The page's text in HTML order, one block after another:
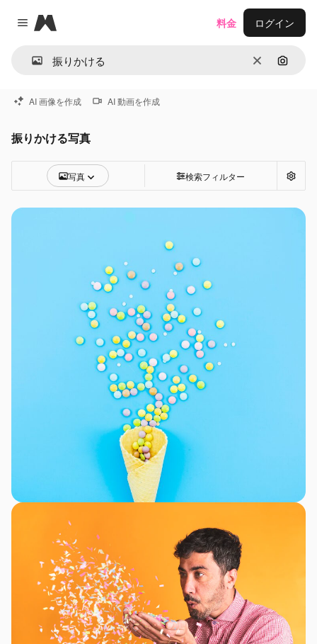
Close menu
Magnific
消去 画像で
料金 ログイン
AI 画像を作成 AI 動画を作成
振りかける写真
写真 検索フィルター